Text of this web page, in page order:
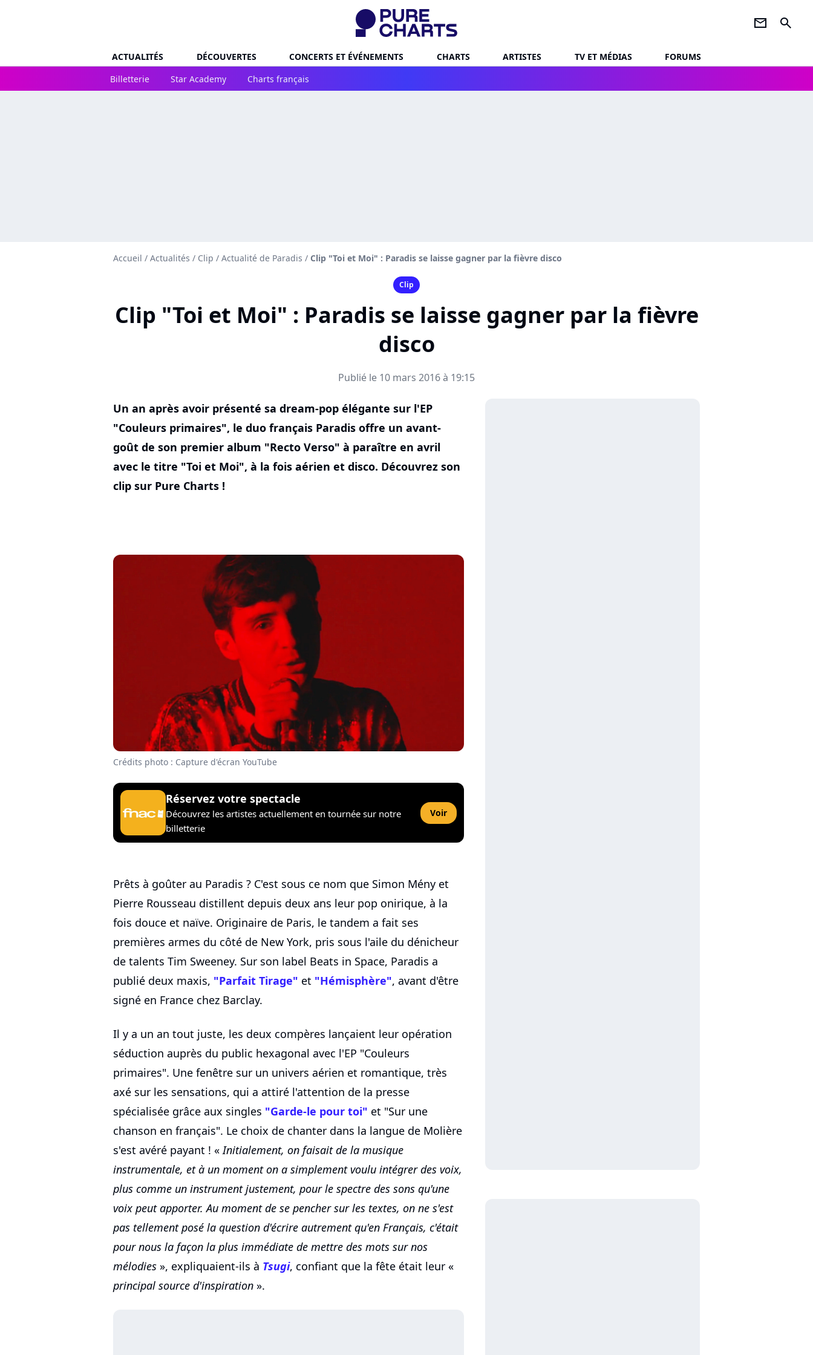
newsletter search
ACTUALITÉS DÉCOUVERTES CONCERTS ET ÉVÉNEMENTS CHARTS ARTISTES TV ET MÉDIAS
FORUMS
Billetterie
Star Academy Charts français
Accueil / Actualités / Clip / Actualité de Paradis / Clip "Toi et Moi" : Paradis se laisse gagner par la fièvre disco
Clip
Clip "Toi et Moi" : Paradis se laisse gagner par la fièvre
disco
Publié le 10 mars 2016 à 19:15
Un an après avoir présenté sa dream-pop élégante sur l'EP
"Couleurs primaires", le duo français Paradis offre un avant-
goût de son premier album "Recto Verso" à paraître en avril
avec le titre "Toi et Moi", à la fois aérien et disco. Découvrez son
clip sur Pure Charts !
Crédits photo : Capture d'écran YouTube
Réservez votre spectacle
Découvrez les artistes actuellement en tournée sur notre
billetterie
Voir
Prêts à goûter au Paradis ? C'est sous ce nom que Simon Mény et
Pierre Rousseau distillent depuis deux ans leur pop onirique, à la
fois douce et naïve. Originaire de Paris, le tandem a fait ses
premières armes du côté de New York, pris sous l'aile du dénicheur
de talents Tim Sweeney. Sur son label Beats in Space, Paradis a
publié deux maxis, "Parfait Tirage" et "Hémisphère", avant d'être
signé en France chez Barclay.
Il y a un an tout juste, les deux compères lançaient leur opération
séduction auprès du public hexagonal avec l'EP "Couleurs
primaires". Une fenêtre sur un univers aérien et romantique, très
axé sur les sensations, qui a attiré l'attention de la presse
spécialisée grâce aux singles "Garde-le pour toi" et "Sur une
chanson en français". Le choix de chanter dans la langue de Molière
s'est avéré payant ! «Initialement, on faisait de la musique
instrumentale, et à un moment on a simplement voulu intégrer des voix,
plus comme un instrument justement, pour le spectre des sons qu'une
voix peut apporter. Au moment de se pencher sur les textes, on ne s'est
pas tellement posé la question d'écrire autrement qu'en Français, c'était
pour nous la façon la plus immédiate de mettre des mots sur nos
mélodies », expliquaient-ils à Tsugi, confiant que la fête était leur «
principal source d'inspiration ».